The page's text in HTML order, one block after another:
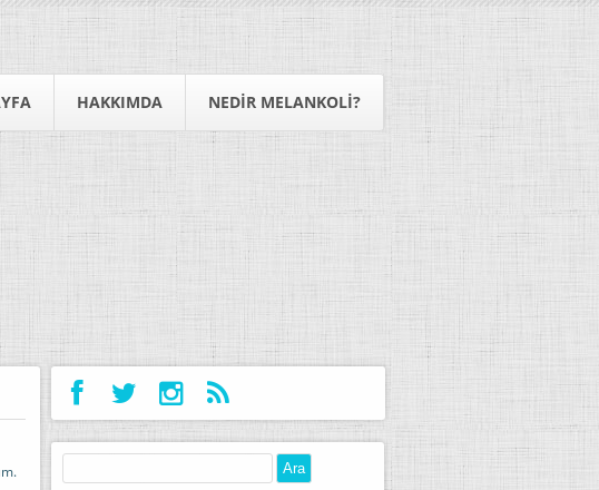
HAKKIMDA NEDIR MELANKOLI?
Arama: